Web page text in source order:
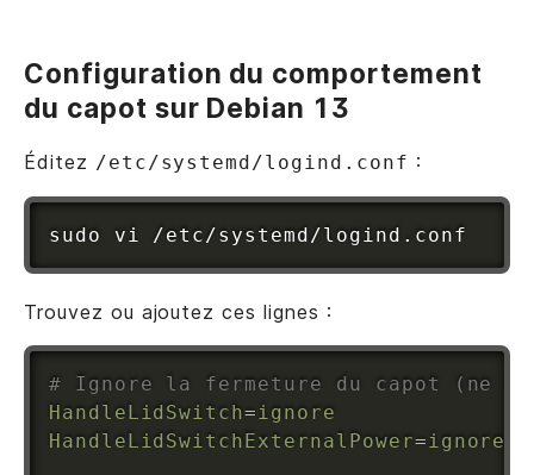
Configuration du comportement
du capot sur Debian 13
Éditez /etc/systemd/logind.conf :
sudo vi
Trouvez ou ajoutez ces lignes :
# Ignore la fermeture du capot (ne
HandleLidSwitch=ignore
HandleLidSwitchExternalPower=ignore